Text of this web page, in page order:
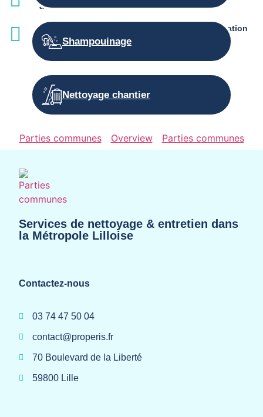
associés
La propreté de l’appartement ou maison en location
saisonnière
Shampouinage
Nettoyage chantier
Parties communes Overview Parties communes
Services de nettoyage & entretien dans
la Métropole Lilloise
Contactez-nous
03 74 47 50 04
contact@properis.fr
70 Boulevard de la Liberté
59800 Lille